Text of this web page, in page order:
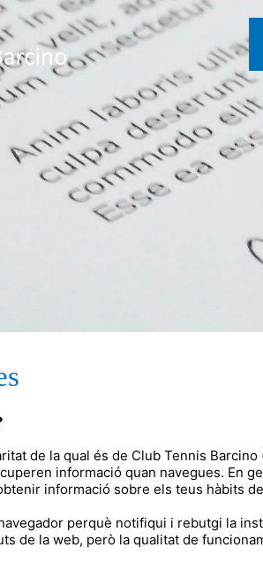
de la qual és de Club Tennis
informació quan navegues. En
informació sobre els teus hàbits
perquè notifiqui i rebutgi la
de la web, però la qualitat de